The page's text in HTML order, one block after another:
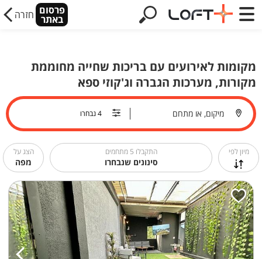
פרסום
באתר חזרה
מקומות לאירועים עם בריכות שחייה מחוממת
מקורות, מערכות הגברה וג'קוזי ספא
מיקום, או מתחם
מיון לפי התקבלו 5 מתחמים
סינונים שנבחרו
הצג על
מפה